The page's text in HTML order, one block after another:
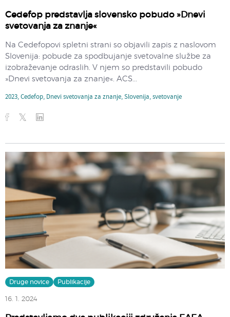
Cedefop predstavlja slovensko pobudo »Dnevi
svetovanja za znanje«
Na Cedefopovi spletni strani so objavili zapis z naslovom
Slovenija: pobude za spodbujanje svetovalne službe za
izobraževanje odraslih. V njem so predstavili pobudo
»Dnevi svetovanja za znanje«. ACS...
2023,Cedefop, Dnevi svetovanja za znanje,Slovenija,svetovanje
Druge novice Publikacije
16. 1. 2024